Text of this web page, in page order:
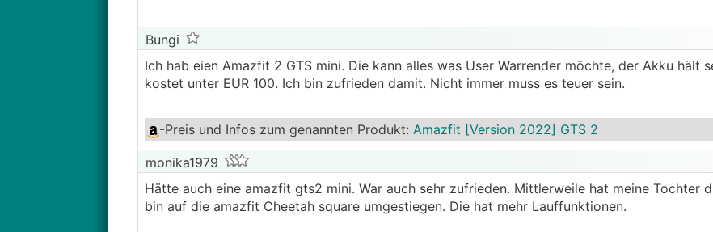
Bungi
Ich hab eien Amazfit 2 GTS mini. Die kann alles was User Warrender möchte, der Akku hält
kostet unter EUR 100. Ich bin zufrieden damit. Nicht immer muss es teuer sein.
-Preis und Infoszum genannten Produkt: Amazfit [Version 2022] GTS 2
monika1979
Hätte auch eine amazfit gts2 mini. War auch sehr zufrieden. Mittlerweile hat meine Tochter
bin auf die amazfit Cheetah square umgestiegen. Die hat mehr Lauffunktionen.